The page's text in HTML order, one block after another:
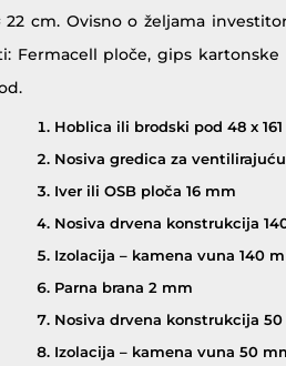
cm. Ovisno o željama
ploče, gips
Hoblica ili brodski pod 48 x
Nosiva gredica za
Iver ili OSB ploča 16 mm
Nosiva drvena konstrukcija
Izolacija – kamena vuna 140
Parna brana 2 mm
Nosiva drvena konstrukcija
Izolacija – kamena vuna 50